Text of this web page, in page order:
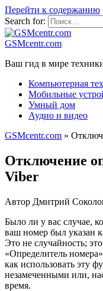
Перейти к содержанию
Search for:
GSMcentr.com
Ваш гид в мире
Компьютерная
Мобильные
Умный дом
Аудио и видео
GSMcentr.com »
Отключение
Viber
Автор Дмитрий
Было ли у вас случае,
ваш номер был указан
Это не случайность;
«Определитель
как использовать эту
незамеченными или,
время.